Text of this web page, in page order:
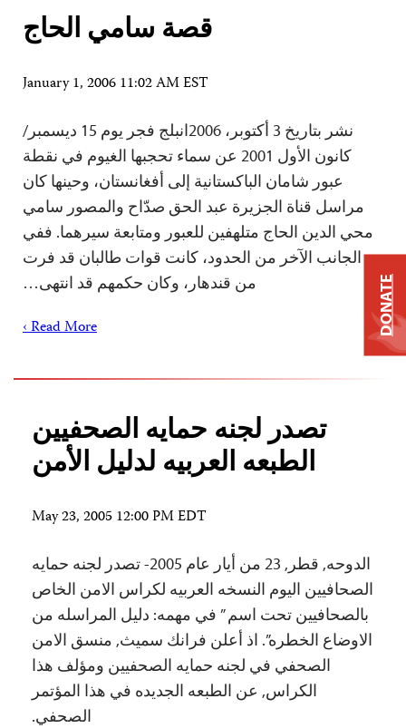
قصة سامي الحاج
January 1, 2006 11:02 AM EST
نشر بتاريخ 3 أكتوبر، 2006انبلج فجر يوم 15 ديسمبر/
كانون الأول 2001 عن سماء تحجبها الغيوم في نقطة
عبور شامان الباكستانية إلى أفغانستان، وحينها كان
مراسل قناة الجزيرة عبد الحق صدّاح والمصور سامي
محي الدين الحاج متلهفين للعبور ومتابعة سيرهما. ففي
الجانب الآخر من الحدود، كانت قوات طالبان قد فرت
من قندهار، وكان حكمهم قد انتهى…
Read More ›
تصدر لجنه حمايه الصحفيين
الطبعه العربيه لدليل الأمن
May 23, 2005 12:00 PM EDT
الدوحه, قطر, 23 من أيار عام 2005- تصدر لجنه حمايه
الصحافيين اليوم النسخه العربيه لكراس الامن الخاص
بالصحافيين تحت اسم ” في مهمه: دليل المراسله من
الاوضاع الخطره”. اذ أعلن فرانك سميث, منسق الامن
الصحفي في لجنه حمايه الصحفيين ومؤلف هذا
الكراس, عن الطبعه الجديده في هذا المؤتمر
الصحفي.
DONATE